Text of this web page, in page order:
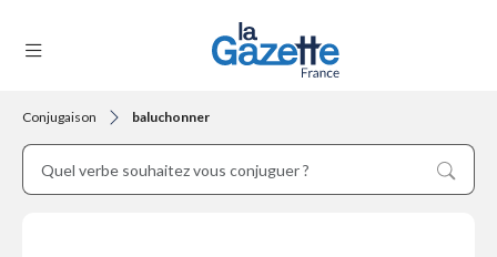
THÉMATIQUES
Conjugaison baluchonner